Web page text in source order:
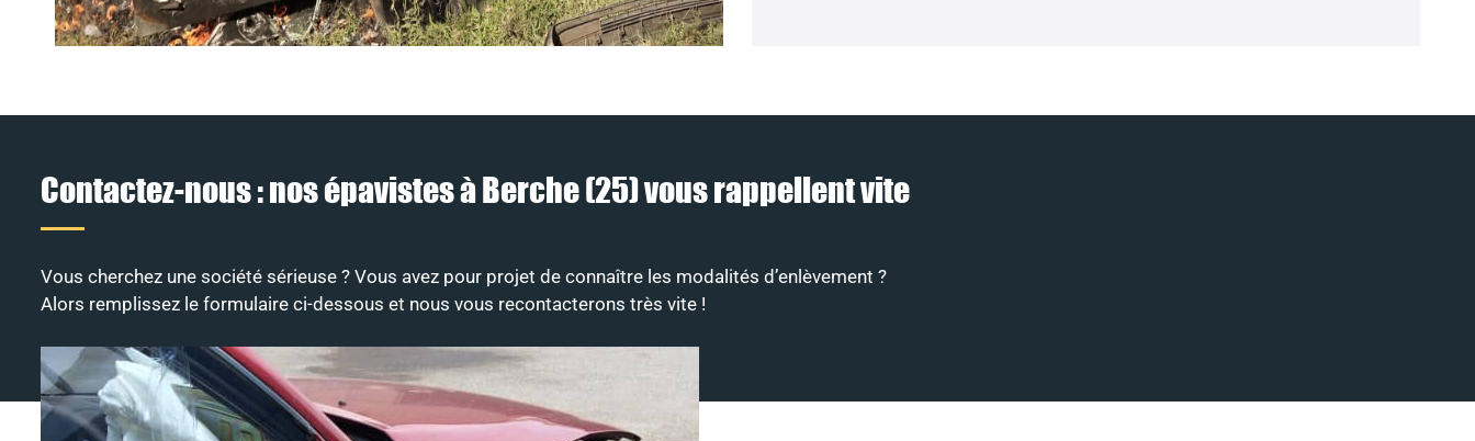
Contactez-nous : nos épavistes à Berche (25) vous rappellent vite
Vous cherchez une société sérieuse ? Vous avez pour projet de connaître les modalités d’enlèvement ?
Alors remplissez le formulaire ci-dessous et nous vous recontacterons très vite !